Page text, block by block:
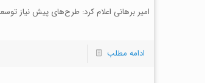
امیر برهانی اعلام کرد: طرح‌های پیش نیاز
ادامه مطلب